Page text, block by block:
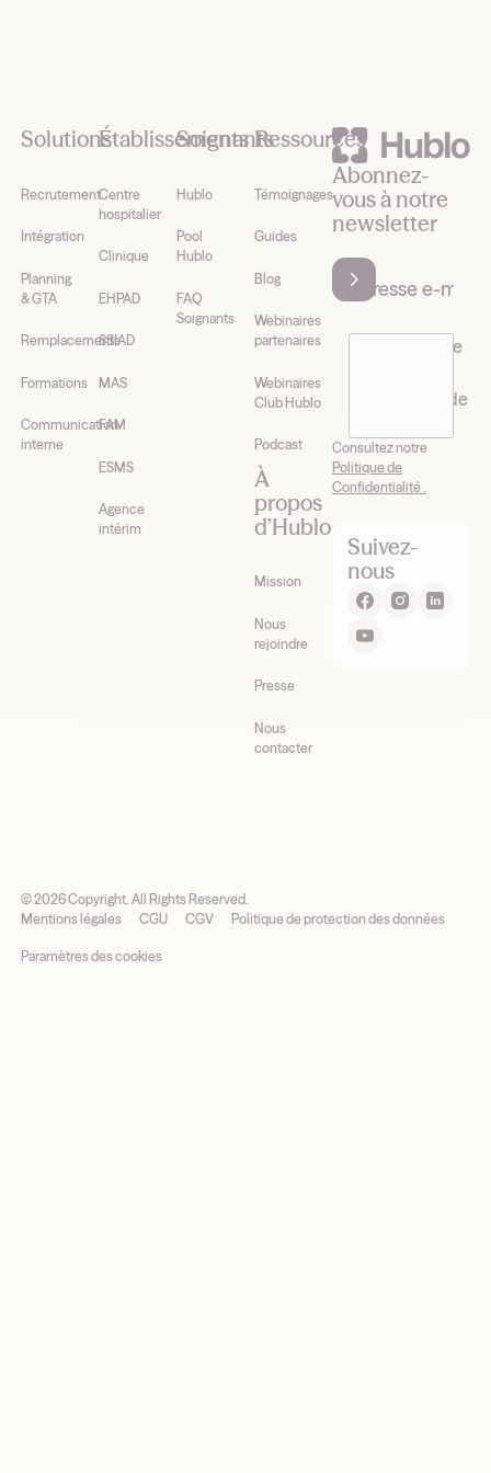
Solutions
Recrutement
Intégration
Planning
& GTA
Remplacements
Formations
Communication
interne
Établissements
Centre
hospitalier
Clinique
EHPAD
SSIAD
MAS
FAM
ESMS
Agence
intérim
Soignants
Hublo
Pool
Hublo
FAQ
Soignants
Ressources
Témoignages
Guides
Blog
Webinaires
partenaires
Webinaires
Club Hublo
Podcast
À
propos
d’Hublo
Mission
Nous
rejoindre
Presse
Nous
contacter
Abonnez-
vous à notre
newsletter
J’accepte de
newsletter de
Consultez notre
Politique de
Confidentialité .
Suivez-
nous
©2026Copyright. All Rights Reserved.
Mentions légales
CGU CGV Politique de protection des données
Paramètres des cookies